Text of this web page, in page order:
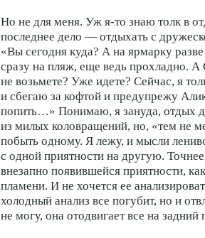
Но не для меня. Уж я-то знаю толк в
последнее дело — отдыхать с
«Вы сегодня куда? А на ярмарку
сразу на пляж, еще ведь прохладно. А
не возьмете? Уже идете? Сейчас, я
и сбегаю за кофтой и предупрежу
попить…» Понимаю, я зануда, отдых
из милых коловращений, но, «тем не
побыть одному. Я лежу, и мысли
с одной приятности на другую.
внезапно появившейся приятности,
пламени. И не хочется ее
холодный анализ все погубит, но и
не могу, она отодвигает все на задний